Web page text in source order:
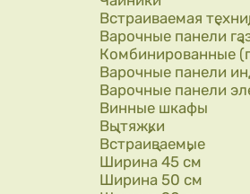
Встраиваемая
Варочные панели
Комбинированные
Варочные панели
Варочные панели
Винные шкафы
Вытяжки
Встраиваемые
Ширина 45 см
Ширина 50 см